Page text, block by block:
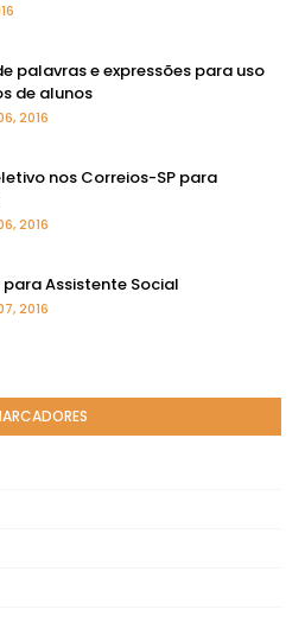
palavras e expressões para uso
de alunos
2016
nos Correios-SP para
2016
para Assistente Social
2016